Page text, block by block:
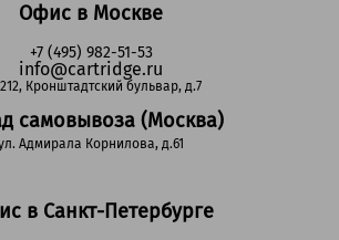
Офис в Москве
+7 (495) 982-51-53
info@cartridge.ru
Кронштадтский бульвар, д.7
самовывоза (Москва)
Адмирала Корнилова, д.61
в Санкт-Петербурге